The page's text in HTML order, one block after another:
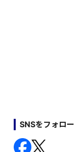
SNSをフォロー